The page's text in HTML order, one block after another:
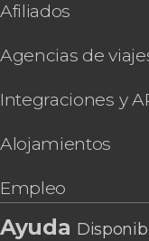
Afiliados
Agencias de
Integraciones y
Alojamientos
Empleo
Ayuda